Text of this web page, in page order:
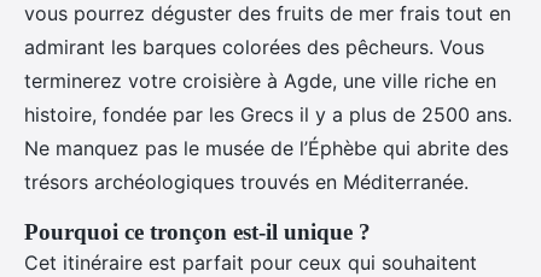
vous pourrez déguster des fruits de mer frais tout en
admirant les barques colorées des pêcheurs. Vous
terminerez votre croisière à Agde, une ville riche en
histoire, fondée par les Grecs il y a plus de 2500 ans.
Ne manquez pas le musée de l’Éphèbe qui abrite des
trésors archéologiques trouvés en Méditerranée.
Pourquoi ce tronçon est-il unique ?
Cet itinéraire est parfait pour ceux qui souhaitent